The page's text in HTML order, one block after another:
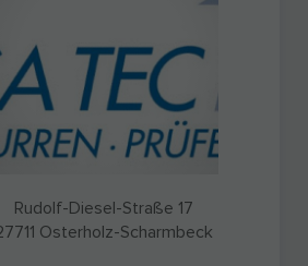
Rudolf-Diesel-Straße 17
Osterholz-Scharmbeck